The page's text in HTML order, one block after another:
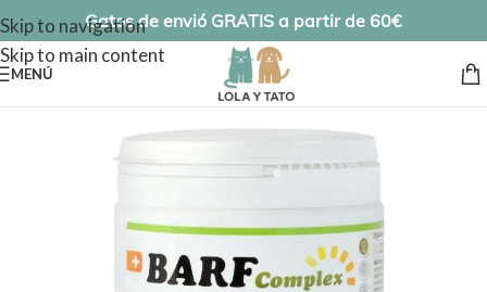
Skip to navigation
Skip to main content
Gatos de envió GRATIS a partir de 60€
MENÚ